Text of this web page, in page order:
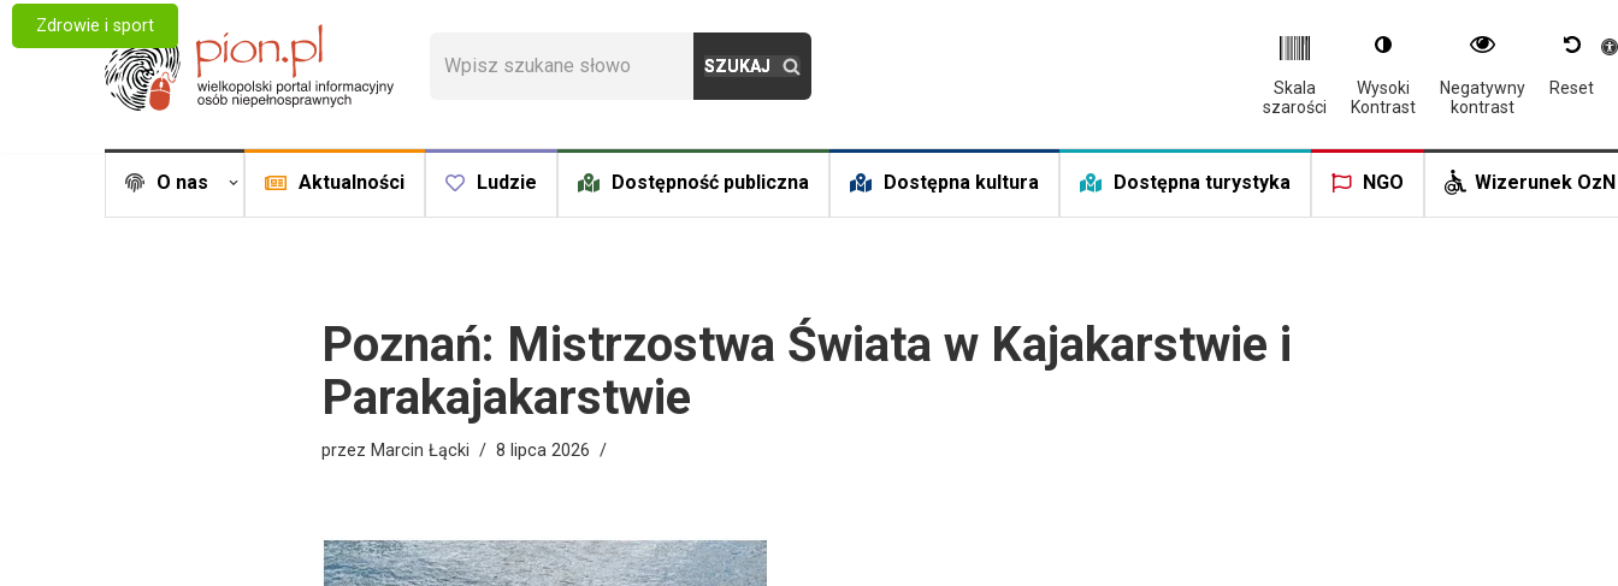
Skala
szarości
Wysoki
Kontrast
Negatywny
kontrast
Reset
O nas Aktualności Ludzie Dostępność publiczna Dostępna kultura Dostępna turystyka NGO Wizerunek OzN
Poznań: Mistrzostwa Świata w Kajakarstwie i
Parakajakarstwie
przez Marcin Łącki 8 lipca 2026
Zdrowie i sport